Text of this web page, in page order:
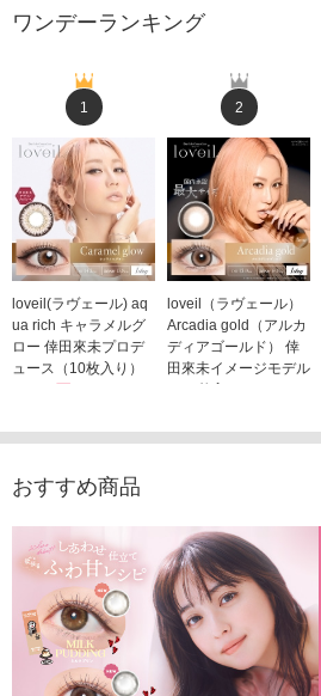
ワンデーランキング
1
loveil(ラヴェール) aq
ua rich キャラメルグ
ロー 倖田來未プロデ
ュース（10枚入り）
2
loveil（ラヴェール）
Arcadia gold（アルカ
ディアゴールド） 倖
田來未イメージモデル
（10枚入り）
おすすめ商品